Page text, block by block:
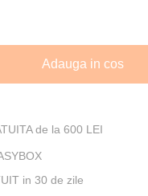
Adauga in cos
de la 600 LEI
in 30 de zile